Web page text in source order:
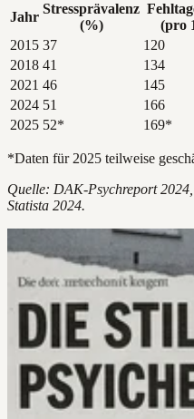
Jahr
Stressprävalenz
(%)
(pro
2015 37 120
2018 41 134
2021 46 145
2024 51 166
2025 52* 169*
*Daten für 2025 teilweise
Quelle: DAK-Psychreport
Statista 2024.